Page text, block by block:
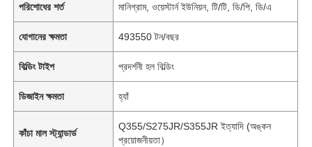
পরিশোধের শর্ত মানিগ্রাম, ওয়েস্টার্ন ইউনিয়ন, টি/টি, ডি/পি, ডি/এ
যোগানের ক্ষমতা 493550 টন/বছর
বিল্ডিং টাইপ প্রদর্শনী হল বিল্ডিং
ডিজাইন ক্ষমতা হ্যাঁ
কাঁচা মাল স্ট্যান্ডার্ড
Q355/S275JR/S355JR ইত্যাদি (অঙ্কন
প্রয়োজনীয়তা）